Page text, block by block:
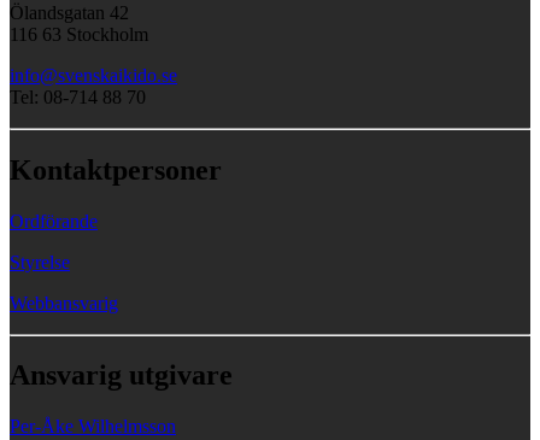
Ölandsgatan 42
116 63 Stockholm
info@svenskaikido.se
Tel: 08-714 88 70
Kontaktpersoner
Ordförande
Styrelse
Webbansvarig
Ansvarig utgivare
Per-Åke Wilhelmsson